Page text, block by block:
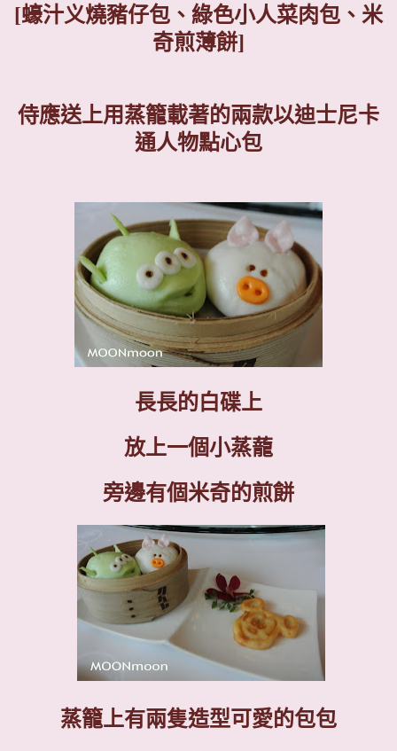
[蠔汁义燒豬仔包、綠色小人菜肉包、米
奇煎薄餅]
侍應送上用蒸籠載著的兩款以迪士尼卡
通人物點心包
長長的白碟上
放上一個小蒸蘢
旁邊有個米奇的煎餅
蒸籠上有兩隻造型可愛的包包